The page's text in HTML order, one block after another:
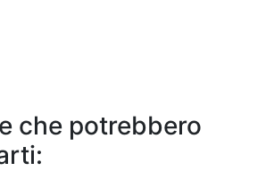
che potrebbero